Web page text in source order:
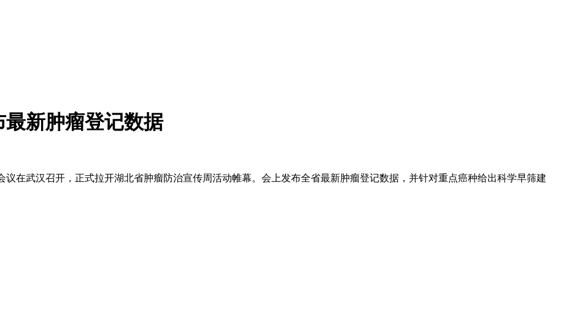
新肿瘤登记数据
在武汉召开，正式拉开湖北省肿瘤防治宣传周活动帷幕。会上发布全省最新肿瘤登记数据，并针对重点癌种给出科学早筛建